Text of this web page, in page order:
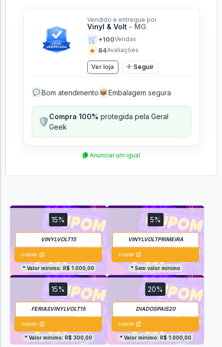
Vendido e entregue por
Vinyl & Volt - MG
🛒 +100Vendas
★ 84Avaliações
Ver loja Seguir
💬 Bom atendimento 📦 Embalagem segura
🛡️Compra 100% protegida pela Geral
Geek
Anunciar um igual
15%
copiar
* Valor mínimo: R$ 1.000,00
5%
copiar
* Sem valor mínimo
15%
copiar
* Valor mínimo: R$ 300,00
20%
copiar
* Valor mínimo: R$ 1.000,00